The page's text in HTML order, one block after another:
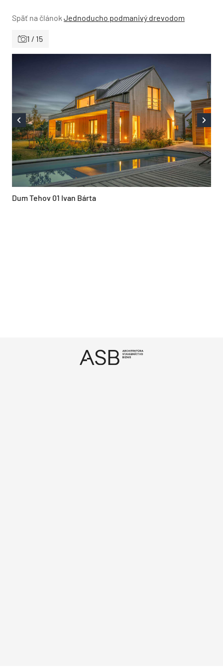
Späť na článok Jednoducho podmanivý drevodom
1 / 15
Dum Tehov 01 Ivan Bárta